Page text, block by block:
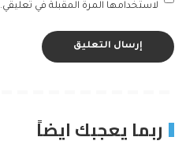
لاستخدامها المرة المقبلة في تعليقي.
ربما يعجبك ايضاً